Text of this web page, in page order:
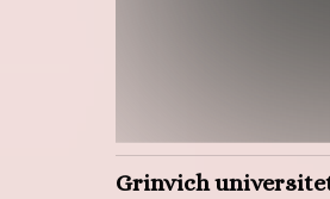
Grinvich